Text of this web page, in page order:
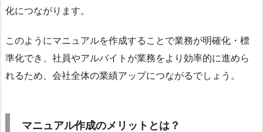
化につながります。
このようにマニュアルを作成することで業務が明確化・標
準化でき、社員やアルバイトが業務をより効率的に進めら
れるため、会社全体の業績アップにつながるでしょう。
マニュアル作成のメリットとは？